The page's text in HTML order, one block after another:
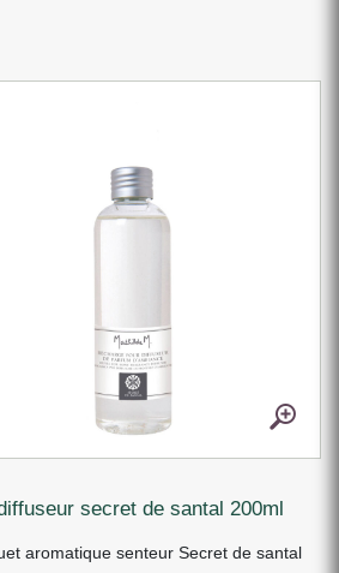
secret de santal 200ml
aromatique senteur Secret de santal